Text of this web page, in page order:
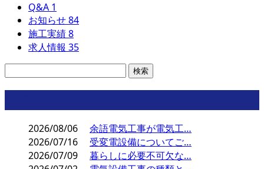
Q&A 1
お知らせ84
施工実績8
求人情報 35
2026/08/06
余語電気工事が電気工…
2026/07/16
受変電設備についてご…
2026/07/09
暮らしに必要不可欠な…